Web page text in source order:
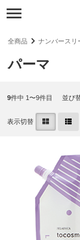
全商品 ナンバースリ
パーマ
9件中 1〜9件目 並び
表示切替